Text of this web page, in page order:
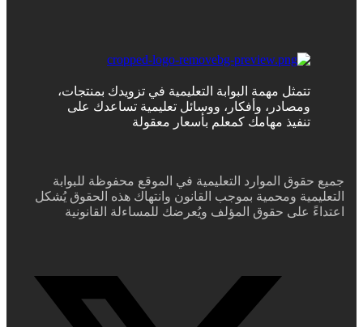
تتمثل مهمة البوابة التعليمية في تزويدك بمنتجات،
ومصادر، وأفكار، ووسائل تعليمية تساعدك على
تنفيذ مهامك كمعلم بأسعار معقولة
جميع حقوق الموارد التعليمية في الموقع محفوظة للبوابة
التعليمية ومحمية بموجب القانون وانتهاك هذه الحقوق يُشكل
اعتداءً على حقوق المؤلف ويُعرضك للمساءلة القانونية